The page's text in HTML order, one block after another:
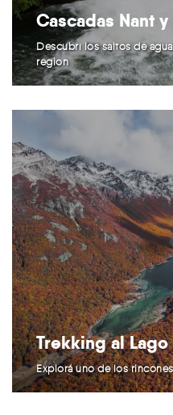
Cascadas Nant y
Descubrí los saltos de
región
Trekking al
Explorá uno de los